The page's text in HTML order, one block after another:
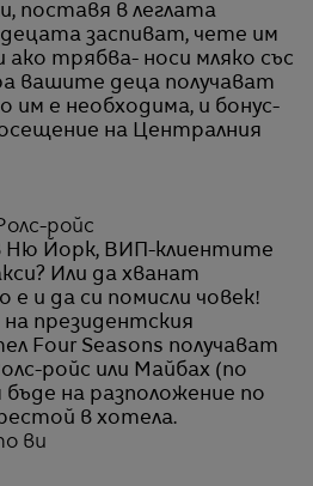
поставя в леглата
заспиват, чете им
ако трябва- носи мляко със
вашите деца получават
им е необходима, и бонус-
на Централния
ройс
Ню Йорк, ВИП-клиентите
Или да хванат
и да си помисли човек!
президентския
Four Seasons получават
ройс или Майбах (по
на разположение по
в хотела.
ви